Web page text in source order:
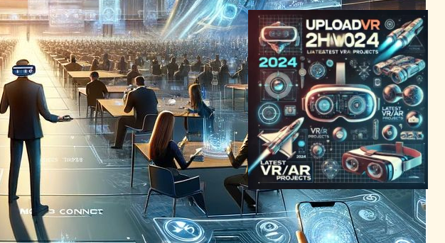
2024年夏、VR/ARの最新プ
ロジェクトが集結！
UploadVR Showcase発表